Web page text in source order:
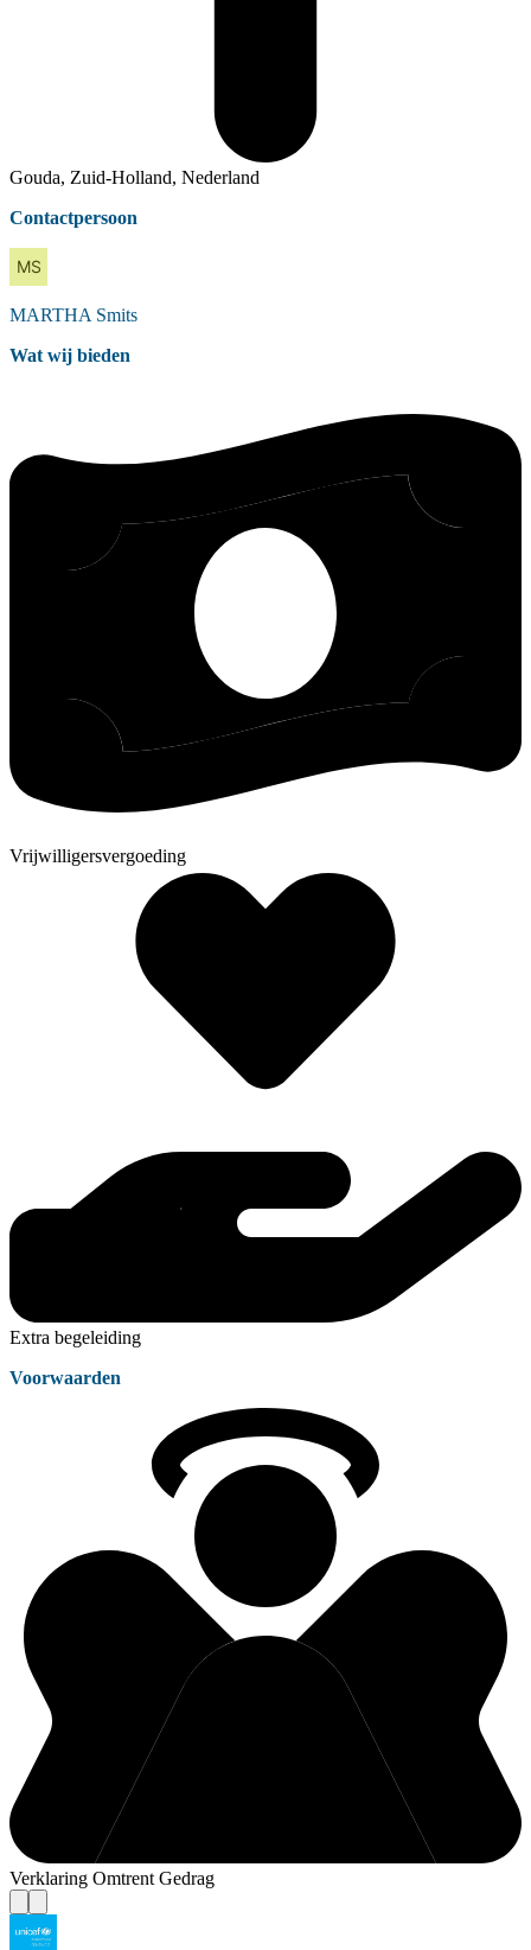
Gouda, Zuid-Holland, Nederland
Contactpersoon
MARTHA Smits
Wat wij bieden
Vrijwilligersvergoeding
Extra begeleiding
Voorwaarden
Verklaring Omtrent Gedrag